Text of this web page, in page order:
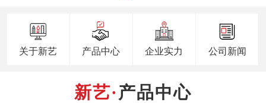
关于新艺 产品中心 企业实力 公司新闻
产品中心